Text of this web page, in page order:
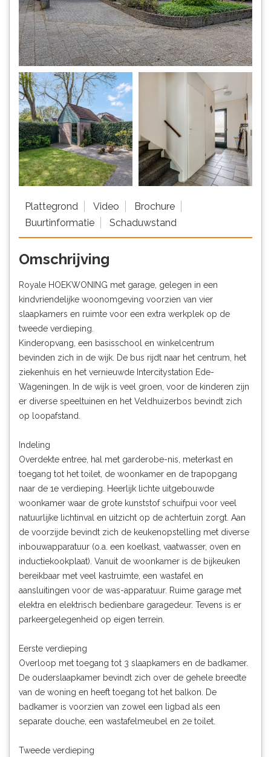
Plattegrond Video
Brochure
Buurtinformatie
Schaduwstand
Omschrijving
Royale HOEKWONING met garage, gelegen in een
kindvriendelijke woonomgeving voorzien van vier
slaapkamers en ruimte voor een extra werkplek op de
tweede verdieping.
Kinderopvang, een basisschool en winkelcentrum
bevinden zich in de wijk. De bus rijdt naar het centrum, het
ziekenhuis en het vernieuwde Intercitystation Ede-
Wageningen. In de wijk is veel groen, voor de kinderen zijn
er diverse speeltuinen en het Veldhuizerbos bevindt zich
op loopafstand.
Indeling
Overdekte entree, hal met garderobe-nis, meterkast en
toegang tot het toilet, de woonkamer en de trapopgang
naar de 1e verdieping. Heerlijk lichte uitgebouwde
woonkamer waar de grote kunststof schuifpui voor veel
natuurlijke lichtinval en uitzicht op de achtertuin zorgt. Aan
de voorzijde bevindt zich de keukenopstelling met diverse
inbouwapparatuur (o.a. een koelkast, vaatwasser, oven en
inductiekookplaat). Vanuit de woonkamer is de bijkeuken
bereikbaar met veel kastruimte, een wastafel en
aansluitingen voor de was-apparatuur. Ruime garage met
elektra en elektrisch bedienbare garagedeur. Tevens is er
parkeergelegenheid op eigen terrein.
Eerste verdieping
Overloop met toegang tot 3 slaapkamers en de badkamer.
De ouderslaapkamer bevindt zich over de gehele breedte
van de woning en heeft toegang tot het balkon. De
badkamer is voorzien van zowel een ligbad als een
separate douche, een wastafelmeubel en 2e toilet.
Tweede verdieping